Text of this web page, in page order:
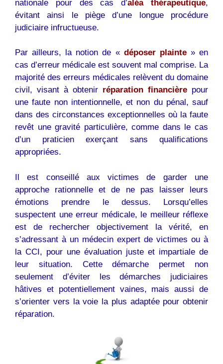
nationale pour des cas d’aléa thérapeutique,
évitant ainsi le piège d’une longue procédure
judiciaire infructueuse.
Par ailleurs, la notion de « déposer plainte» en
cas d’erreur médicale est souvent mal comprise. La
majorité des erreurs médicales relèvent du domaine
civil, visant à obtenir réparation financière pour
une faute non intentionnelle, et non du pénal, sauf
dans des circonstances exceptionnelles où la faute
revêt une gravité particulière, comme dans le cas
d’un praticien exerçant sans qualifications
appropriées.
Il est conseillé aux victimes de garder une
approche rationnelle et de ne pas laisser leurs
émotions prendre le dessus. Lorsqu’elles
suspectent une erreur médicale, le meilleur réflexe
est de rechercher objectivement la vérité, en
s’adressant à un médecin expert de victimes ou à
la CCI, pour une évaluation juste et impartiale de
leur situation. Cette démarche permet non
seulement d’éviter les démarches judiciaires
hâtives et potentiellement vaines, mais aussi de
s’orienter vers la voie la plus adaptée pour obtenir
réparation.